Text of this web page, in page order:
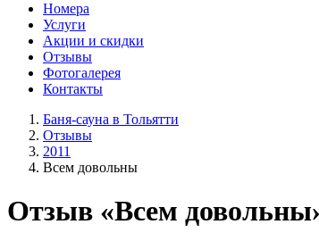
Номера
Услуги
Акции и скидки
Отзывы
Фотогалерея
Контакты
Баня-сауна в Тольятти
Отзывы
2011
Всем довольны
Отзыв «Всем